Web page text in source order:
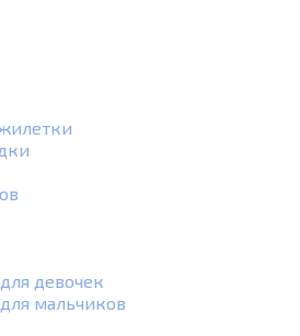
девочек
мальчиков